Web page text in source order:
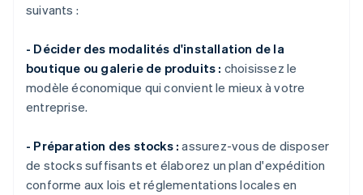
suivants :
- Décider des modalités d'installation de la
boutique ou galerie de produits : choisissez le
modèle économique qui convient le mieux à votre
entreprise.
- Préparation des stocks : assurez-vous de disposer
de stocks suffisants et élaborez un plan d'expédition
conforme aux lois et réglementations locales en